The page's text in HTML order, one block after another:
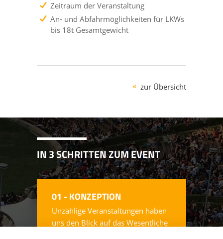
PROMOTRAILER
STÜHLE & ZUBEHÖR
FILMPREMIEREN
IMPRESSUM
Zeitraum der Veranstaltung
An- und Abfahrmöglichkeiten für LKWs
bis 18t Gesamtgewicht
zur Übersicht
IN 3 SCHRITTEN ZUM EVENT
01 - KONZEPTION
Unzählige Veranstaltungen haben
uns den Blick auf das Wesentliche